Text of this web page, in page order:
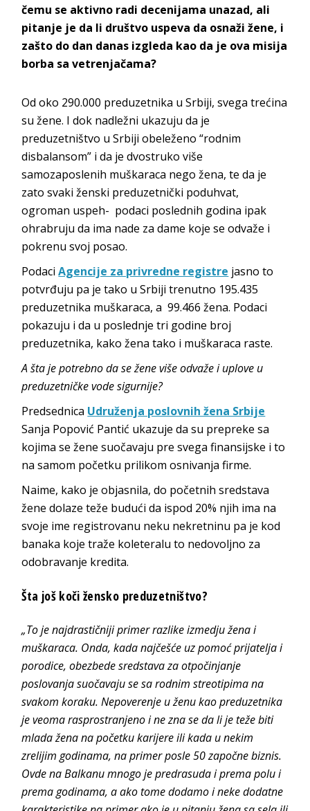
čemu se aktivno radi decenijama unazad, ali
pitanje je da li društvo uspeva da osnaži žene, i
zašto do dan danas izgleda kao da je ova misija
borba sa vetrenjačama?
Od oko 290.000 preduzetnika u Srbiji, svega trećina
su žene. I dok nadležni ukazuju da je
preduzetništvo u Srbiji obeleženo “rodnim
disbalansom” i da je dvostruko više
samozaposlenih muškaraca nego žena, te da je
zato svaki ženski preduzetnički poduhvat,
ogroman uspeh- podaci poslednih godina ipak
ohrabruju da ima nade za dame koje se odvaže i
pokrenu svoj posao.
PodaciAgencije za privredne registre jasno to
potvrđuju pa je tako u Srbiji trenutno 195.435
preduzetnika muškaraca, a 99.466 žena. Podaci
pokazuju i da u poslednje tri godine broj
preduzetnika, kako žena tako i muškaraca raste.
A šta je potrebno da se žene više odvaže i uplove u
preduzetničke vode sigurnije?
Predsednica Udruženja poslovnih žena Srbije
Sanja Popović Pantić ukazuje da su prepreke sa
kojima se žene suočavaju pre svega finansijske i to
na samom početku prilikom osnivanja firme.
Naime, kako je objasnila, do početnih sredstava
žene dolaze teže budući da ispod 20% njih ima na
svoje ime registrovanu neku nekretninu pa je kod
banaka koje traže koleteralu to nedovoljno za
odobravanje kredita.
Šta još koči žensko preduzetništvo?
„To je najdrastičniji primer razlike izmedju žena i
muškaraca. Onda, kada najčešće uz pomoć prijatelja i
porodice, obezbede sredstava za otpočinjanje
poslovanja suočavaju se sa rodnim streotipima na
svakom koraku. Nepoverenje u ženu kao preduzetnika
je veoma rasprostranjeno i ne zna se da li je teže biti
mlada žena na početku karijere ili kada u nekim
zrelijim godinama, na primer posle 50 započne biznis.
Ovde na Balkanu mnogo je predrasuda i prema polu i
prema godinama, a ako tome dodamo i neke dodatne